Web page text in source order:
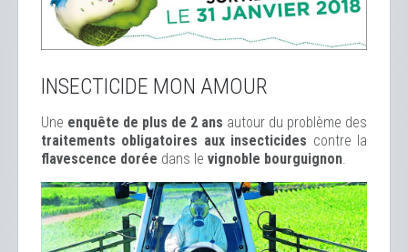
INSECTICIDE MON AMOUR
Une enquête de plus de 2 ans autour du problème des
traitements obligatoires aux insecticides contre la
flavescence dorée dans le vignoble bourguignon.